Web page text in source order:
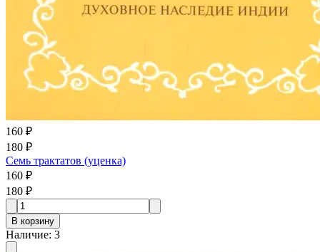
160 ₽
180 ₽
Семь трактатов (уценка)
160 ₽
180 ₽
В корзину
Наличие: 3